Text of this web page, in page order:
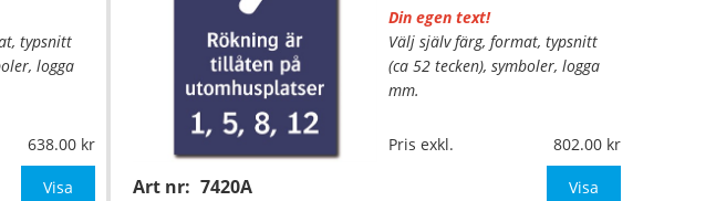
typsnitt
logga
folie
(eller annat
638.00
Visa Art nr: 7420A
Din egen text!
Välj själv färg, format, typsnitt
(ca 52 tecken), symboler, logga
mm.
Material:
Plan aluminium,
0,7mm (väggmontage)
210x297mm (eller annat
Pris exkl. 802.00
Visa